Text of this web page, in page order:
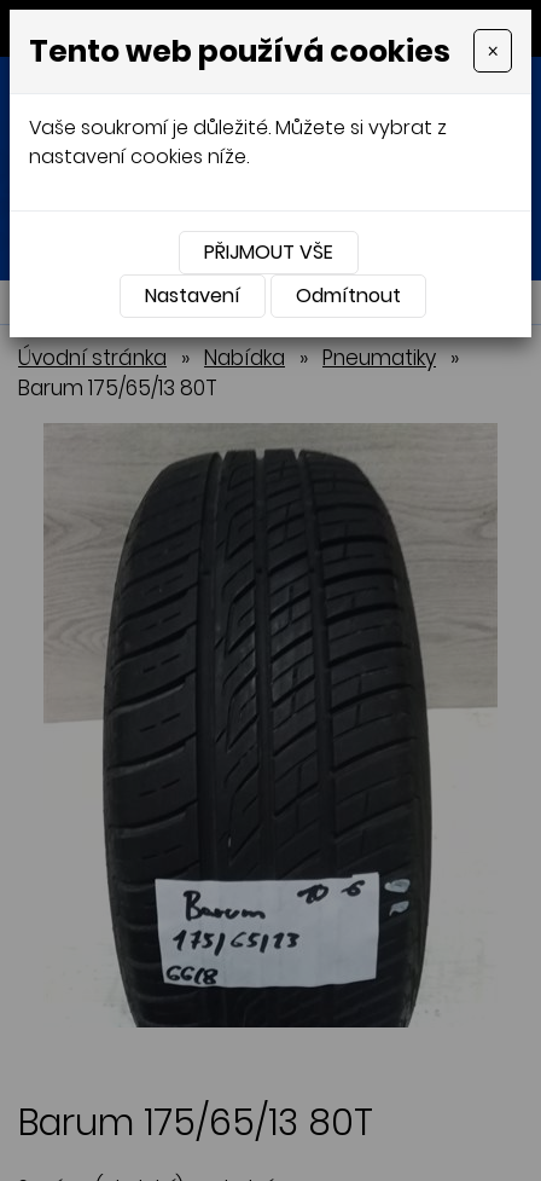
MENU
Přihlásit Košík
NABÍDKA
Úvodní stránka » Nabídka » Pneumatiky »
Barum 175/65/13 80T
Barum 175/65/13 80T
Tento web používá cookies ×
Vaše soukromí je důležité. Můžete si vybrat z
nastavení cookies níže.
PŘIJMOUT VŠE
Nastavení
Odmítnout